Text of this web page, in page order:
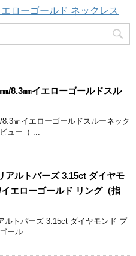
ローゴールド ネックレス
/8.3㎜イエローゴールドスル
㎜イエローゴールドスルーネック
ュー（ ...
アルトパーズ 3.15ct ダイヤモ
エローゴールド リング（指
ルトパーズ 3.15ct ダイヤモンド プ
ール ...